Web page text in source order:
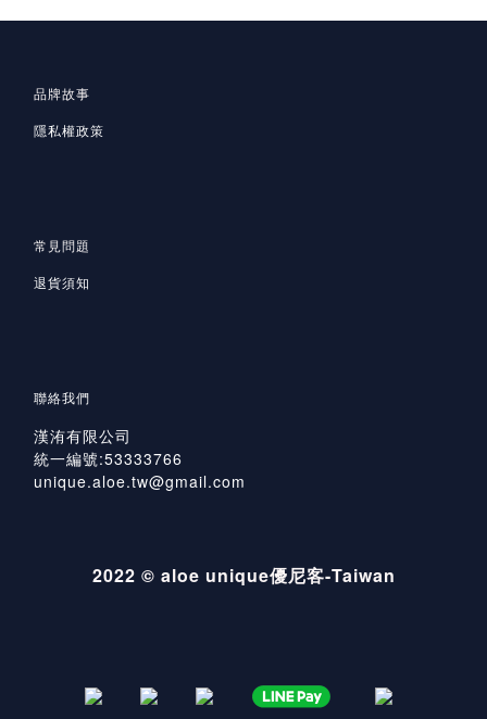
品牌故事
隱私權政策
常見問題
退貨須知
聯絡我們
漢洧有限公司
統一編號:53333766
unique.aloe.tw@gmail.com
2022 © aloe unique優尼客-Taiwan